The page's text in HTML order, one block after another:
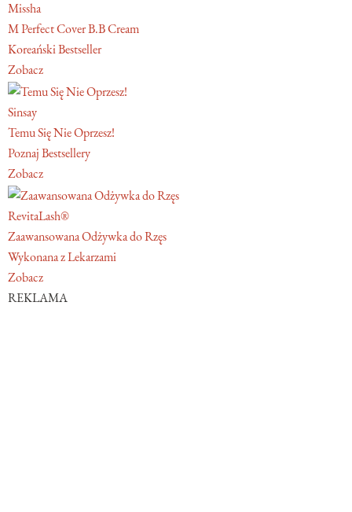
Missha
M Perfect Cover B.B Cream
Koreański Bestseller
Zobacz
Sinsay
Temu Się Nie Oprzesz!
Poznaj Bestsellery
Zobacz
RevitaLash®
Zaawansowana Odżywka do Rzęs
Wykonana z Lekarzami
Zobacz
REKLAMA